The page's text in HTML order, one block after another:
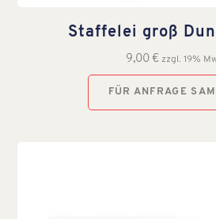
Staffelei groß
9,00 € zzgl. 19%
FÜR ANFRAGE